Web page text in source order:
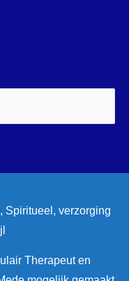
Spiritueel, verzorging
Therapeut en